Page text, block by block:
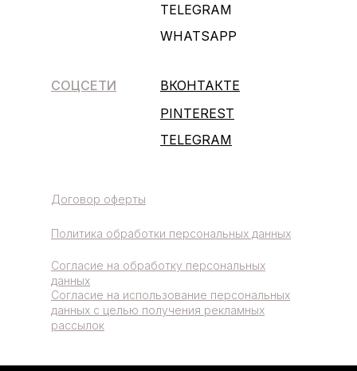
СОЦСЕТИ
TELEGRAM
TELEGRAM
WHATSAPP
ВКОНТАКТЕ
PINTEREST
Договор оферты
Политика обработки персональных данных
Согласие на обработку персональных
данных
Согласие на использование персональных
данных с целью получения рекламных
рассылок